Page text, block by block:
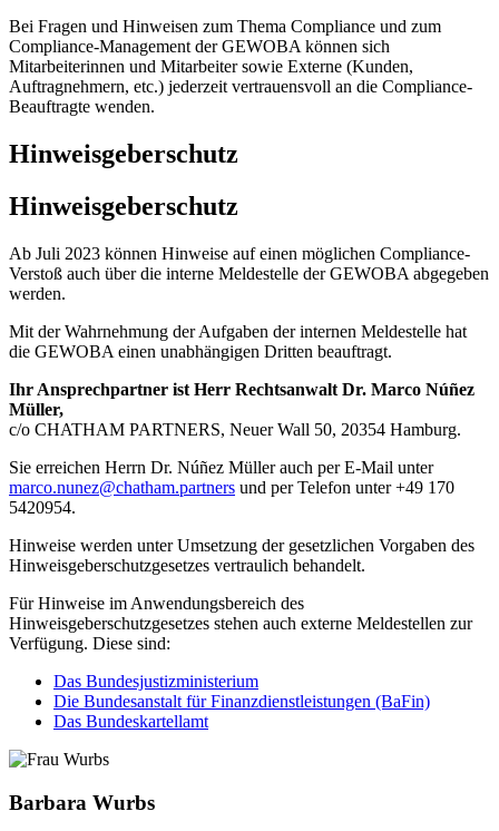
Bei Fragen und Hinweisen zum Thema Compliance und zum
Compliance-​Management der GEWOBA können sich
Mitarbeiterinnen und Mitarbeiter sowie Externe (Kunden,
Auftragnehmern, etc.) jederzeit vertrauensvoll an die Compliance-​
Beauftragte wenden.
Hinweisgeberschutz
Hinweisgeberschutz
Ab Juli 2023 können Hinweise auf einen möglichen Compliance-
Verstoß auch über die interne Meldestelle der GEWOBA abgegeben
werden.
Mit der Wahrnehmung der Aufgaben der internen Meldestelle hat
die GEWOBA einen unabhängigen Dritten beauftragt.
Ihr Ansprechpartner ist Herr Rechtsanwalt Dr. Marco Núñez
Müller,
c/o CHATHAM PARTNERS, Neuer Wall 50, 20354 Hamburg.
Sie erreichen Herrn Dr. Núñez Müller auch per E-Mail unter
marco.nunez@chatham.partners und per Telefon unter +49 170
5420954.
Hinweise werden unter Umsetzung der gesetzlichen Vorgaben des
Hinweisgeberschutzgesetzes vertraulich behandelt.
Für Hinweise im Anwendungsbereich des
Hinweisgeberschutzgesetzes stehen auch externe Meldestellen zur
Verfügung. Diese sind:
Das Bundesjustizministerium
Die Bundesanstalt für Finanzdienstleistungen (BaFin)
Das Bundeskartellamt
Barbara Wurbs